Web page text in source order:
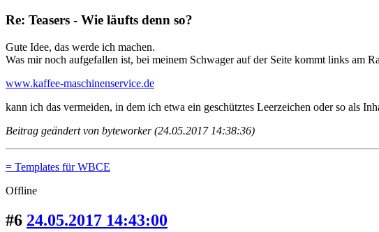
Re: Teasers - Wie läufts denn so?
Gute Idee, das werde ich machen.
Was mir noch aufgefallen ist, bei meinem Schwager auf der Seite kommt links am
www.kaffee-maschinenservice.de
kann ich das vermeiden, in dem ich etwa ein geschütztes Leerzeichen oder so als
Beitrag geändert von byteworker (24.05.2017 14:38:36)
= Templates für WBCE
Offline
#6 24.05.2017 14:43:00